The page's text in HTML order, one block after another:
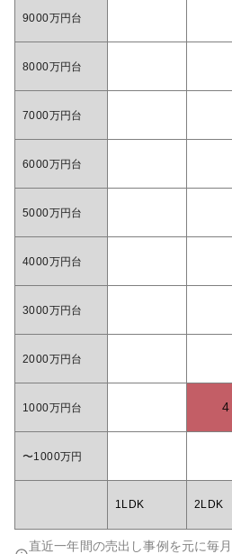
9000万円台
8000万円台
7000万円台
6000万円台
5000万円台
4000万円台
3000万円台
2000万円台
1000万円台 4
〜1000万円
1LDK 2LDK
直近一年間の売出し事例を元に毎